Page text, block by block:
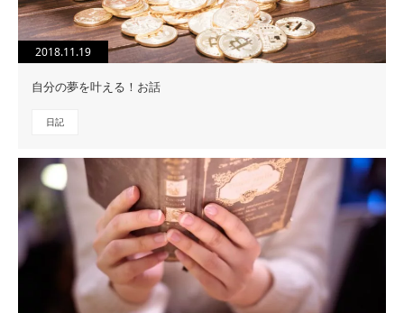
2018.11.19
自分の夢を叶える！お話
日記